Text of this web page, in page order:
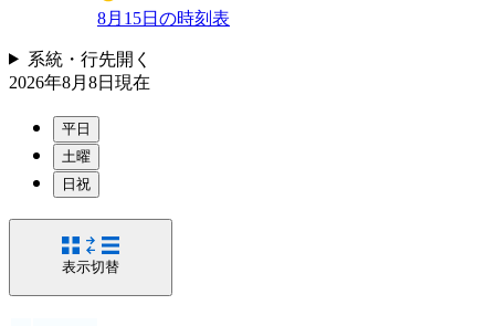
8月15日の時刻表
系統・行先開く
2026年8月8日 現在
平日
土曜
日祝
表示切替